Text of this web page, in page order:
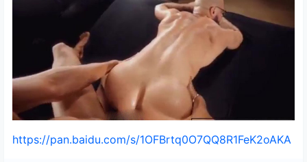
https://pan.baidu.com/s/1OFBrtq0O7QQ8R1FeK2oAKA